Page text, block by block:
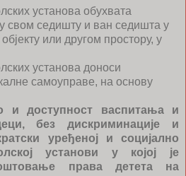
установа обухвата
свом седишту и ван седишта у
или другом простору, у
установа доноси
самоуправе, на основу
доступност васпитања и
без дискриминације и
уређеној и социјално
установи у којој је
права детета на